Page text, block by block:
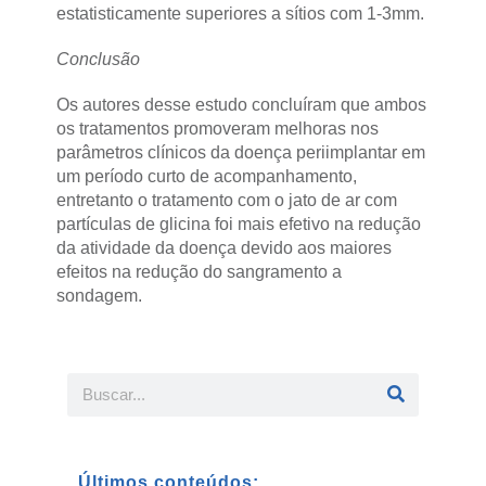
estatisticamente superiores a sítios com 1-3mm.
Conclusão
Os autores desse estudo concluíram que ambos
os tratamentos promoveram melhoras nos
parâmetros clínicos da doença periimplantar em
um período curto de acompanhamento,
entretanto o tratamento com o jato de ar com
partículas de glicina foi mais efetivo na redução
da atividade da doença devido aos maiores
efeitos na redução do sangramento a
sondagem.
Últimos conteúdos: